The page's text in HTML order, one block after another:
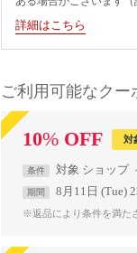
詳細はこちら
ご利用可能なクー
10% OFF 対
条件 対象 ショップ
期間 8月11日 (Tue)
※返品により条件を満た